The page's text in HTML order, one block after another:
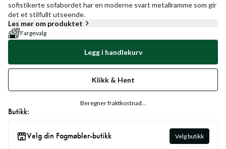
sofistikerte sofabordet har en moderne svart metallramme som gir
det et stilfullt utseende.
Les mer om produktet
Fargevalg
Legg i handlekurv
Klikk & Hent
Beregner fraktkostnad...
Butikk:
Velg din Fagmøbler-butikk Velg butikk